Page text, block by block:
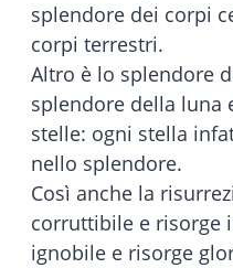
splendore dei corpi
corpi terrestri.
Altro è lo splendore
splendore della luna
stelle: ogni stella
nello splendore.
Così anche la
corruttibile e risorge
ignobile e risorge